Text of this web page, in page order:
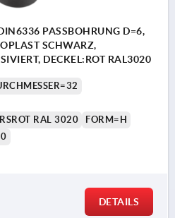
PASSBOHRUNG D=6,
SCHWARZ,
DECKEL:ROT RAL3020
RAL 3020
FORM=H
DETAILS